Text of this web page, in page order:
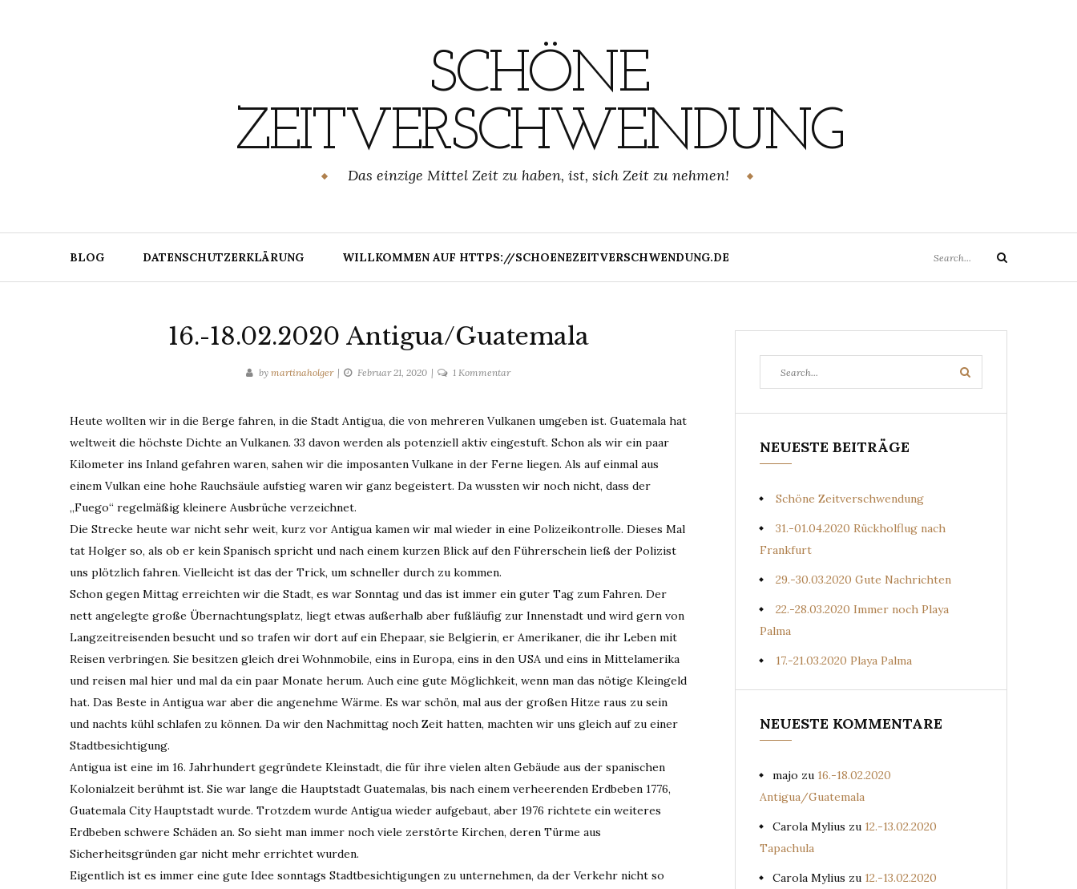
SCHÖNE
ZEITVERSCHWENDUNG
Das einzige Mittel Zeit zu haben, ist, sich Zeit zu nehmen!
BLOG DATENSCHUTZERKLÄRUNG WILLKOMMEN AUF HTTPS://SCHOENEZEITVERSCHWENDUNG.DE
for:
Search
16.-18.02.2020 Antigua/Guatemala
by martinaholger Februar 21, 2020 1 Kommentarzu
Heute wollten wir in die Berge fahren, in die Stadt Antigua, die von mehreren Vulkanen umgeben ist. Guatemala hat
weltweit die höchste Dichte an Vulkanen. 33 davon werden als potenziell aktiv eingestuft. Schon als wir ein paar
Kilometer ins Inland gefahren waren, sahen wir die imposanten Vulkane in der Ferne liegen. Als auf einmal aus
einem Vulkan eine hohe Rauchsäule aufstieg waren wir ganz begeistert. Da wussten wir noch nicht, dass der
„Fuego“ regelmäßig kleinere Ausbrüche verzeichnet.
Die Strecke heute war nicht sehr weit, kurz vor Antigua kamen wir mal wieder in eine Polizeikontrolle. Dieses Mal
tat Holger so, als ob er kein Spanisch spricht und nach einem kurzen Blick auf den Führerschein ließ der Polizist
uns plötzlich fahren. Vielleicht ist das der Trick, um schneller durch zu kommen.
Schon gegen Mittag erreichten wir die Stadt, es war Sonntag und das ist immer ein guter Tag zum Fahren. Der
nett angelegte große Übernachtungsplatz, liegt etwas außerhalb aber fußläufig zur Innenstadt und wird gern von
Langzeitreisenden besucht und so trafen wir dort auf ein Ehepaar, sie Belgierin, er Amerikaner, die ihr Leben mit
Reisen verbringen. Sie besitzen gleich drei Wohnmobile, eins in Europa, eins in den USA und eins in Mittelamerika
und reisen mal hier und mal da ein paar Monate herum. Auch eine gute Möglichkeit, wenn man das nötige Kleingeld
hat. Das Beste in Antigua war aber die angenehme Wärme. Es war schön, mal aus der großen Hitze raus zu sein
und nachts kühl schlafen zu können. Da wir den Nachmittag noch Zeit hatten, machten wir uns gleich auf zu einer
Stadtbesichtigung.
Antigua ist eine im 16. Jahrhundert gegründete Kleinstadt, die für ihre vielen alten Gebäude aus der spanischen
Kolonialzeit berühmt ist. Sie war lange die Hauptstadt Guatemalas, bis nach einem verheerenden Erdbeben 1776,
Guatemala City Hauptstadt wurde. Trotzdem wurde Antigua wieder aufgebaut, aber 1976 richtete ein weiteres
Erdbeben schwere Schäden an. So sieht man immer noch viele zerstörte Kirchen, deren Türme aus
Sicherheitsgründen gar nicht mehr errichtet wurden.
Eigentlich ist es immer eine gute Idee sonntags Stadtbesichtigungen zu unternehmen, da der Verkehr nicht so
for:
Search
NEUESTE BEITRÄGE
Schöne Zeitverschwendung
31.-01.04.2020 Rückholflug nach
Frankfurt
29.-30.03.2020 Gute Nachrichten
22.-28.03.2020 Immer noch Playa
Palma
17.-21.03.2020 Playa Palma
NEUESTE KOMMENTARE
majo zu 16.-18.02.2020
Antigua/Guatemala
Carola Mylius zu 12.-13.02.2020
Tapachula
Carola Mylius zu 12.-13.02.2020